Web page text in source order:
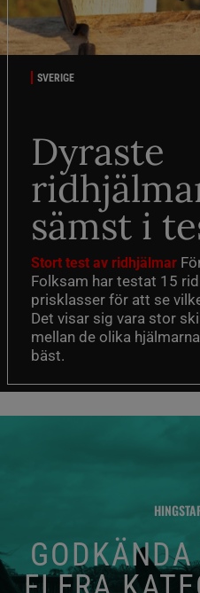
SVERIGE
Dyraste
sämst i
Stort test av ridhjälmar
Folksam har testat 15
prisklasser för att se
Det visar sig vara stor
mellan de olika
bäst.